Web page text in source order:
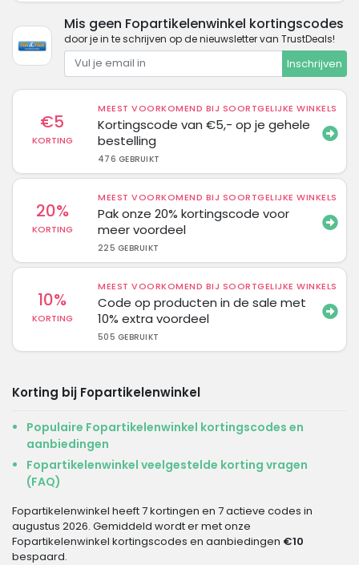
Mis geen Fopartikelenwinkel kortingscodes
door je in te schrijven op de nieuwsletter van TrustDeals!
Inschrijven
€5
KORTING
MEEST VOORKOMEND BIJ SOORTGELIJKE WINKELS
Kortingscode van €5,- op je gehele
bestelling
476 GEBRUIKT
20%
KORTING
MEEST VOORKOMEND BIJ SOORTGELIJKE WINKELS
Pak onze 20% kortingscode voor
meer voordeel
225 GEBRUIKT
10%
KORTING
MEEST VOORKOMEND BIJ SOORTGELIJKE WINKELS
Code op producten in de sale met
10% extra voordeel
505 GEBRUIKT
Korting bij Fopartikelenwinkel
Populaire Fopartikelenwinkel kortingscodes en
aanbiedingen
Fopartikelenwinkel veelgestelde korting vragen
(FAQ)
Fopartikelenwinkel heeft 7 kortingen en 7 actieve codes in
augustus 2026. Gemiddeld wordt er met onze
Fopartikelenwinkel kortingscodes en aanbiedingen €10
bespaard.